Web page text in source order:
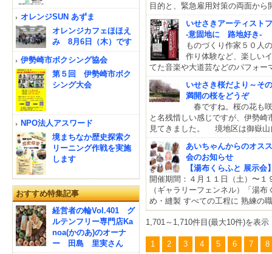
目的と、緊急雇用対策の両面から
いせさきアーティスト
-意固地に 路地好き-
ものづくり作家５０人
作り体験など、楽しい
てた音楽や大道芸などのパフォー
いせさき桜だより～そ
満開の桜をどうぞ
春ですね。桜の花も
と名残惜しい感じですが、伊勢
見てきました。 境地区は御嶽山
あいちゃんからのオス
会のお知らせ
【湯布くらふと 展示会
開催期間：４月１１日（土）〜
（ギャラリーフェンネル）「湯
め・縫製 すべての工程に 熟練の
1,701～1,710件目(最大10件)を表示
1 2 3 4 5 6 7 8
オレンジSUN あずま
オレンジカフェほほえ
み 8月6日（木）です
伊勢崎市ボクシング協会
第５回 伊勢崎市ボク
シング大会
NPO法人アスワード
境まちなか歴史探索ク
リーニング作戦を実施
します
おすすめ特集記事
経営者の輪Vol.401 グ
ルテンフリー専門店Ka
noa(かのあ)のオーナ
ー 田島 里実さん